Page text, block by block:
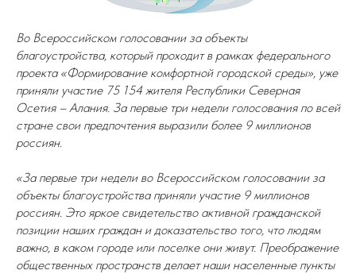
Во Всероссийском голосовании за объекты
благоустройства, который проходит в рамках федерального
проекта «Формирование комфортной городской среды», уже
приняли участие 75 154 жителя Республики Северная
Осетия – Алания. За первые три недели голосования по всей
стране свои предпочтения выразили более 9 миллионов
россиян.
«За первые три недели во Всероссийском голосовании за
объекты благоустройства приняли участие 9 миллионов
россиян. Это яркое свидетельство активной гражданской
позиции наших граждан и доказательство того, что людям
важно, в каком городе или поселке они живут. Преображение
общественных пространств делает наши населенные пункты